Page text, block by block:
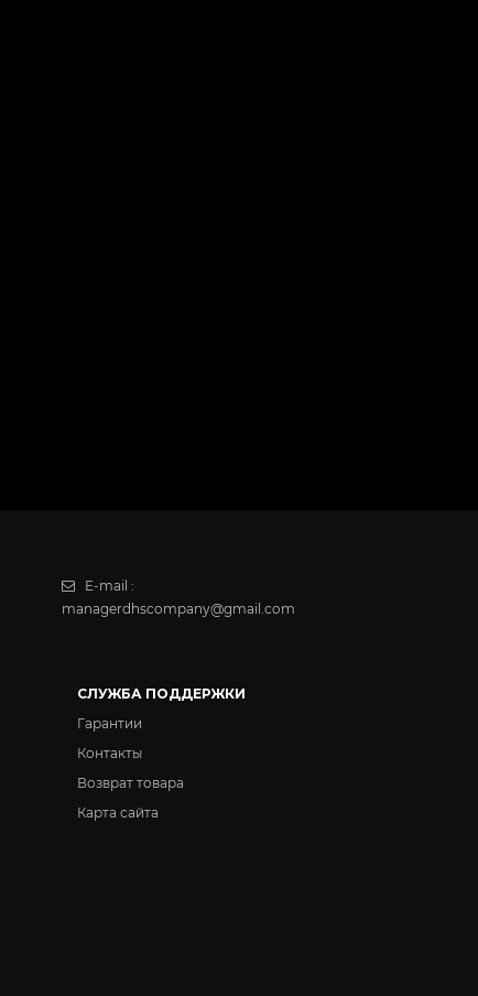
E-mail :
managerdhscompany@gmail.com
СЛУЖБА ПОДДЕРЖКИ
Гарантии
Контакты
Возврат товара
Карта сайта